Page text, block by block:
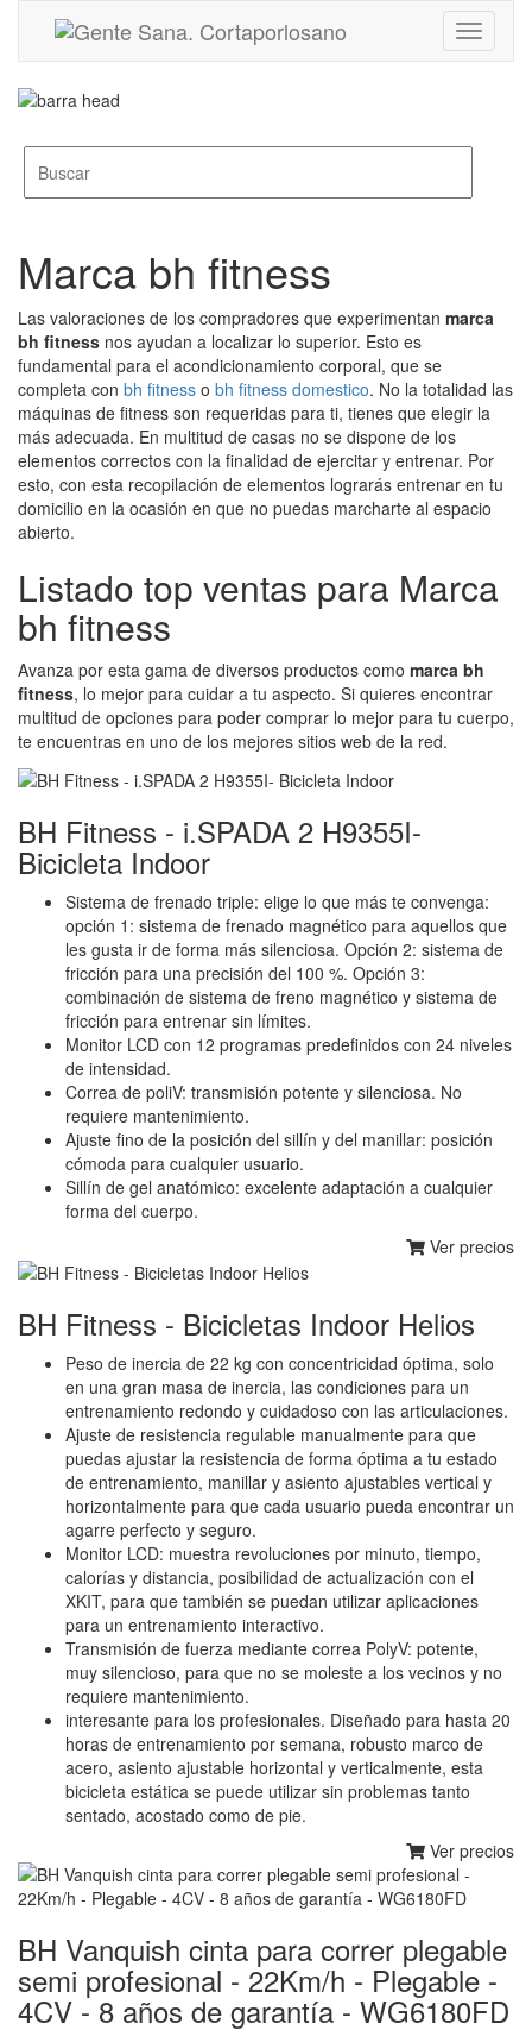
Toggle
Marca bh fitness
Las valoraciones de los compradores que experimentan marca
bh fitness nos ayudan a localizar lo superior. Esto es
fundamental para el acondicionamiento corporal, que se
completa con bh fitness o bh fitness domestico. No la totalidad las
máquinas de fitness son requeridas para ti, tienes que elegir la
más adecuada. En multitud de casas no se dispone de los
elementos correctos con la finalidad de ejercitar y entrenar. Por
esto, con esta recopilación de elementos lograrás entrenar en tu
domicilio en la ocasión en que no puedas marcharte al espacio
abierto.
Listado top ventas para Marca
bh fitness
Avanza por esta gama de diversos productos como marca bh
fitness, lo mejor para cuidar a tu aspecto. Si quieres encontrar
multitud de opciones para poder comprar lo mejor para tu cuerpo,
te encuentras en uno de los mejores sitios web de la red.
BH Fitness - i.SPADA 2 H9355I-
Bicicleta Indoor
Sistema de frenado triple: elige lo que más te convenga:
opción 1: sistema de frenado magnético para aquellos que
les gusta ir de forma más silenciosa. Opción 2: sistema de
fricción para una precisión del 100 %. Opción 3:
combinación de sistema de freno magnético y sistema de
fricción para entrenar sin límites.
Monitor LCD con 12 programas predefinidos con 24 niveles
de intensidad.
Correa de poliV: transmisión potente y silenciosa. No
requiere mantenimiento.
Ajuste fino de la posición del sillín y del manillar: posición
cómoda para cualquier usuario.
Sillín de gel anatómico: excelente adaptación a cualquier
forma del cuerpo.
Ver precios
BH Fitness - Bicicletas Indoor Helios
Peso de inercia de 22 kg con concentricidad óptima, solo
en una gran masa de inercia, las condiciones para un
entrenamiento redondo y cuidadoso con las articulaciones.
Ajuste de resistencia regulable manualmente para que
puedas ajustar la resistencia de forma óptima a tu estado
de entrenamiento, manillar y asiento ajustables vertical y
horizontalmente para que cada usuario pueda encontrar un
agarre perfecto y seguro.
Monitor LCD: muestra revoluciones por minuto, tiempo,
calorías y distancia, posibilidad de actualización con el
XKIT, para que también se puedan utilizar aplicaciones
para un entrenamiento interactivo.
Transmisión de fuerza mediante correa PolyV: potente,
muy silencioso, para que no se moleste a los vecinos y no
requiere mantenimiento.
interesante para los profesionales. Diseñado para hasta 20
horas de entrenamiento por semana, robusto marco de
acero, asiento ajustable horizontal y verticalmente, esta
bicicleta estática se puede utilizar sin problemas tanto
sentado, acostado como de pie.
Ver precios
BH Vanquish cinta para correr plegable
semi profesional - 22Km/h - Plegable -
4CV - 8 años de garantía - WG6180FD